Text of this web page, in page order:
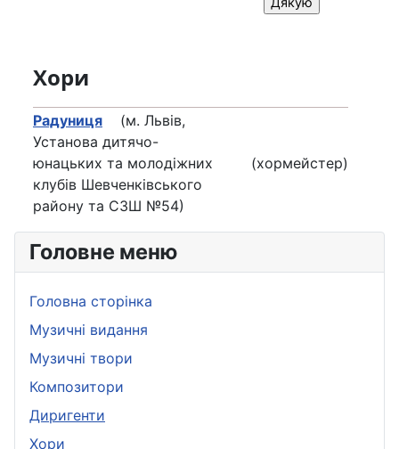
Головне меню
Головна сторінка
Музичні видання
Музичні твори
Композитори
Диригенти
Хори
Хори
Радуниця (м. Львів,
Установа дитячо-
юнацьких та молодіжних
клубів Шевченківського
району та СЗШ №54)
(хормейстер)